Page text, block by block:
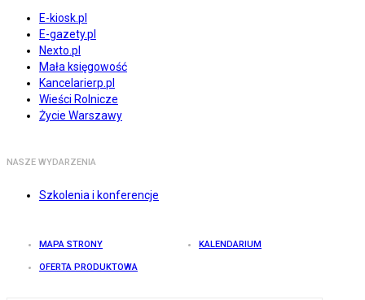
E-kiosk.pl
E-gazety.pl
Nexto.pl
Mała księgowość
Kancelarierp.pl
Wieści Rolnicze
Życie Warszawy
NASZE WYDARZENIA
Szkolenia i konferencje
MAPA STRONY KALENDARIUM
OFERTA PRODUKTOWA